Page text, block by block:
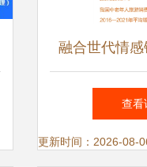
融合世代情
提供更加丰富
产品与
查看
更新时间：2026-08-